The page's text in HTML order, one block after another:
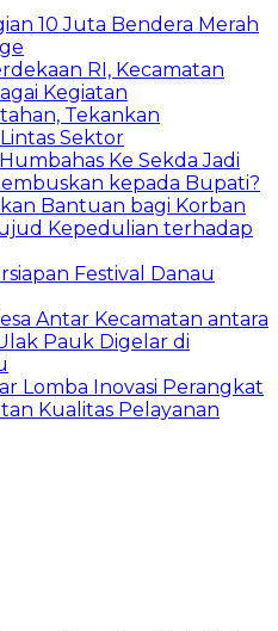
10 Juta Bendera Merah
RI, Kecamatan
Kegiatan
Tekankan
Sektor
Ke Sekda Jadi
kepada Bupati?
Bantuan bagi Korban
Kepedulian terhadap
Festival Danau
Antar Kecamatan antara
Pauk Digelar di
Lomba Inovasi Perangkat
Kualitas Pelayanan